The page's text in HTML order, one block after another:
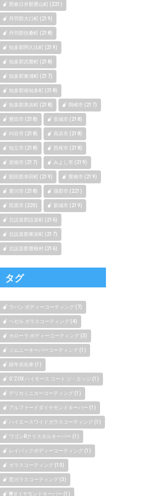
西春日井郡豊山町 (221)
丹羽郡大口町 (219)
丹羽郡扶桑町 (218)
知多郡阿久比町 (219)
知多郡武豊町 (218)
知多郡東浦町 (217)
知多郡南知多町 (218)
知多郡美浜町 (218) 岡崎市 (217)
豊田市 (218) 安城市 (218)
刈谷市 (218) 高浜市 (218)
知立市 (218) 西尾市 (218)
碧南市 (217) みよし市 (219)
額田郡幸田町 (219) 豊橋市 (219)
豊川市 (218) 蒲郡市 (221)
田原市 (220) 新城市 (219)
北設楽郡設楽町 (216)
北設楽郡東栄町 (217)
北設楽郡豊根村 (216)
タグ
ラパン ボディーコーティング (7)
ベゼル ガラスコーティング (4)
カローラ ボディーコーティング (3)
ジムニーキーパーコーティング (1)
経年劣化車 (1)
G’ZOX ハイモース コート ジ・エッジ (1)
デリカミニカーコーティング (1)
アルファードダイヤモンドキーパー (1)
ハイエースワイドガラスコーティング (1)
ワゴンRクリスタルキーパー (1)
レイバックボディーコーティング (1)
ガラスコーティング (10)
窓ガラスコーティング (3)
Wダイヤモンドキーパー (1)